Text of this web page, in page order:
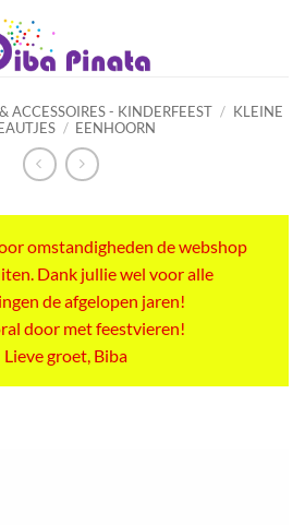
ACCESSOIRES - KINDERFEEST / KLEINE
/ EENHOORN
omstandigheden de webshop
Dank jullie wel voor alle
de afgelopen jaren!
door met feestvieren!
Lieve groet, Biba